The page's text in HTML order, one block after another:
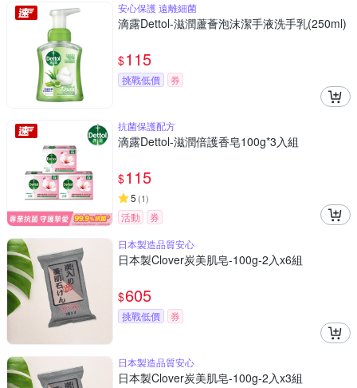
安心保護 遠離細菌
滴露Dettol-滋潤蘆薈泡沫潔手液洗手乳(250ml)
$115
挑戰低價 券
抗菌保護配方
滴露Dettol-滋潤倍護香皂100g*3入組
$115
5 (1)
活動
券
日本製造品質安心
日本製Clover炭美肌皂-100g-2入x6組
$605
挑戰低價 券
日本製造品質安心
日本製Clover炭美肌皂-100g-2入x3組